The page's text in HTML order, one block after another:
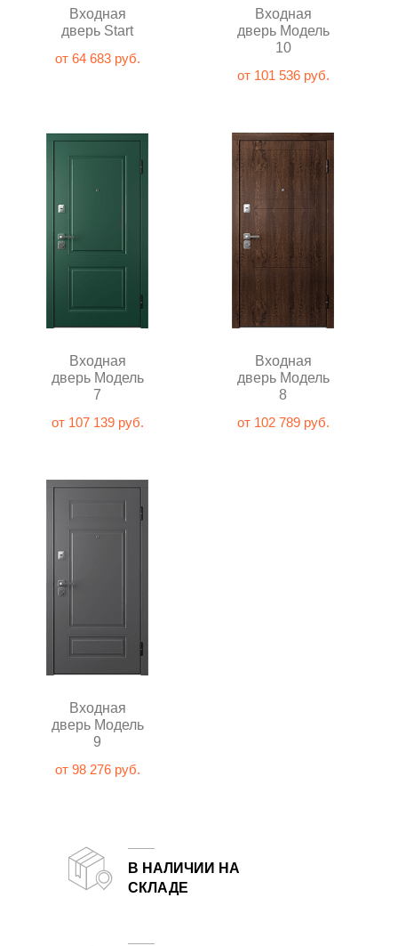
Входная
дверь Start
от 64 683 руб.
Входная
дверь Модель
10
от 101 536 руб.
Входная
дверь Модель
7
от 107 139 руб.
Входная
дверь Модель
8
от 102 789 руб.
Входная
дверь Модель
9
от 98 276 руб.
В НАЛИЧИИ НА
СКЛАДЕ